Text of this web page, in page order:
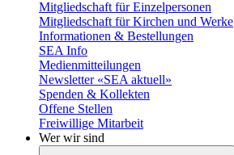
Mitgliedschaft für Einzelpersonen
Mitgliedschaft für Kirchen und Werke
Informationen & Bestellungen
SEA Info
Medienmitteilungen
Newsletter «SEA aktuell»
Spenden & Kollekten
Offene Stellen
Freiwillige Mitarbeit
Wer wir sind